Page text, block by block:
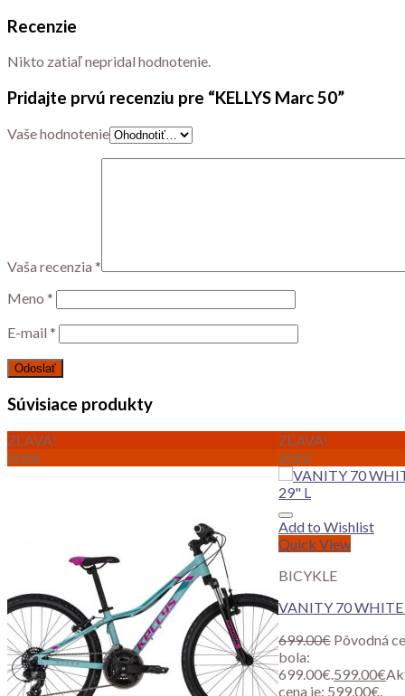
Recenzie
Nikto zatiaľ nepridal hodnotenie.
Pridajte prvú recenziu pre “KELLYS Marc 50”
Vaše hodnotenie
Vaša recenzia *
Meno *
E-mail *
Súvisiace produkty
ZĽAVA!
2024
ZĽAVA!
2022
Add to Wishlist
Quick View
BICYKLE
VANITY 70 WHITE
699.00€ Pôvodná
bola:
699.00€.599.00€
cena je: 599.00€.